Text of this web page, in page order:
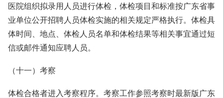
医院组织拟录用人员进行体检，体检项目和标准按广东省事
业单位公开招聘人员体检实施的相关规定严格执行。体检具
体时间、地点、体检人员名单和体检结果等相关事宜通过短
信或邮件通知应聘人员。
（十一）考察
体检合格者进入考察程序。考察工作参照考察时最新版广东